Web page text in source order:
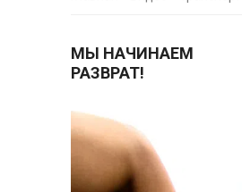
МЫ НАЧИНАЕМ
РАЗВРАТ!